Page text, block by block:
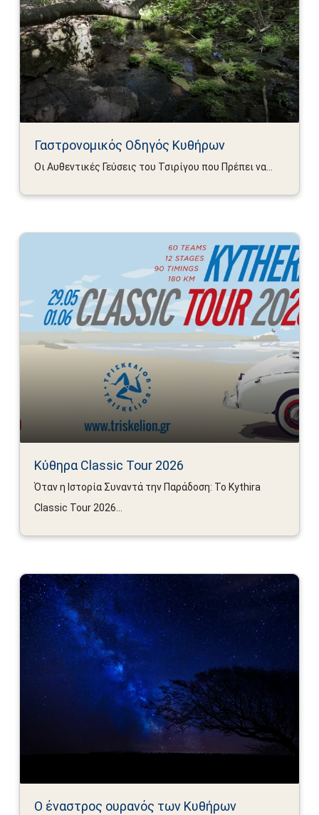
Γαστρονομικός Οδηγός Κυθήρων
Οι Αυθεντικές Γεύσεις του Τσιρίγου που Πρέπει να...
Κύθηρα Classic Tour 2026
Όταν η Ιστορία Συναντά την Παράδοση: Το Kythira
Classic Tour 2026...
Ο έναστρος ουρανός των Κυθήρων